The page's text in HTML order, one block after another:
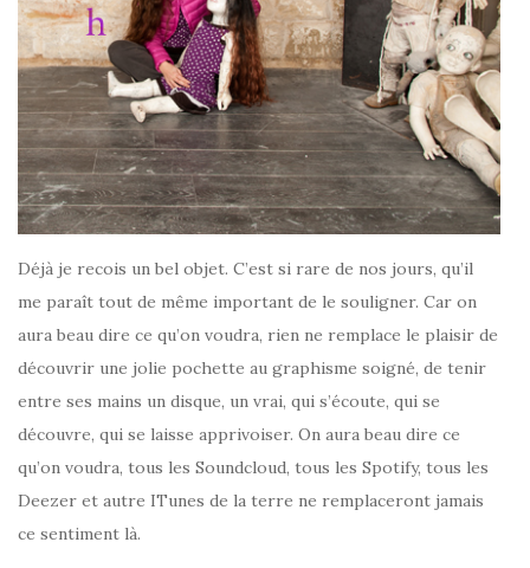
Déjà je recois un bel objet. C’est si rare de nos jours, qu’il
me paraît tout de même important de le souligner. Car on
aura beau dire ce qu’on voudra, rien ne remplace le plaisir de
découvrir une jolie pochette au graphisme soigné, de tenir
entre ses mains un disque, un vrai, qui s’écoute, qui se
découvre, qui se laisse apprivoiser. On aura beau dire ce
qu’on voudra, tous les Soundcloud, tous les Spotify, tous les
Deezer et autre ITunes de la terre ne remplaceront jamais
ce sentiment là.